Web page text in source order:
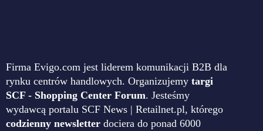
Firma Evigo.com jest liderem komunikacji B2B dla
rynku centrów handlowych. Organizujemy targi
SCF - Shopping Center Forum. Jesteśmy
wydawcą portalu SCF News | Retailnet.pl, którego
codzienny newsletter dociera do ponad 6000